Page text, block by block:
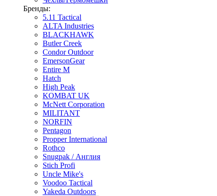
Бренды:
5.11 Tactical
ALTA Industries
BLACKHAWK
Butler Creek
Condor Outdoor
EmersonGear
Entire M
Hatch
High Peak
KOMBAT UK
McNett Corporation
MILITANT
NORFIN
Pentagon
Propper International
Rothco
Snugpak / Англия
Stich Profi
Uncle Mike's
Voodoo Tactical
Yakeda Outdoors